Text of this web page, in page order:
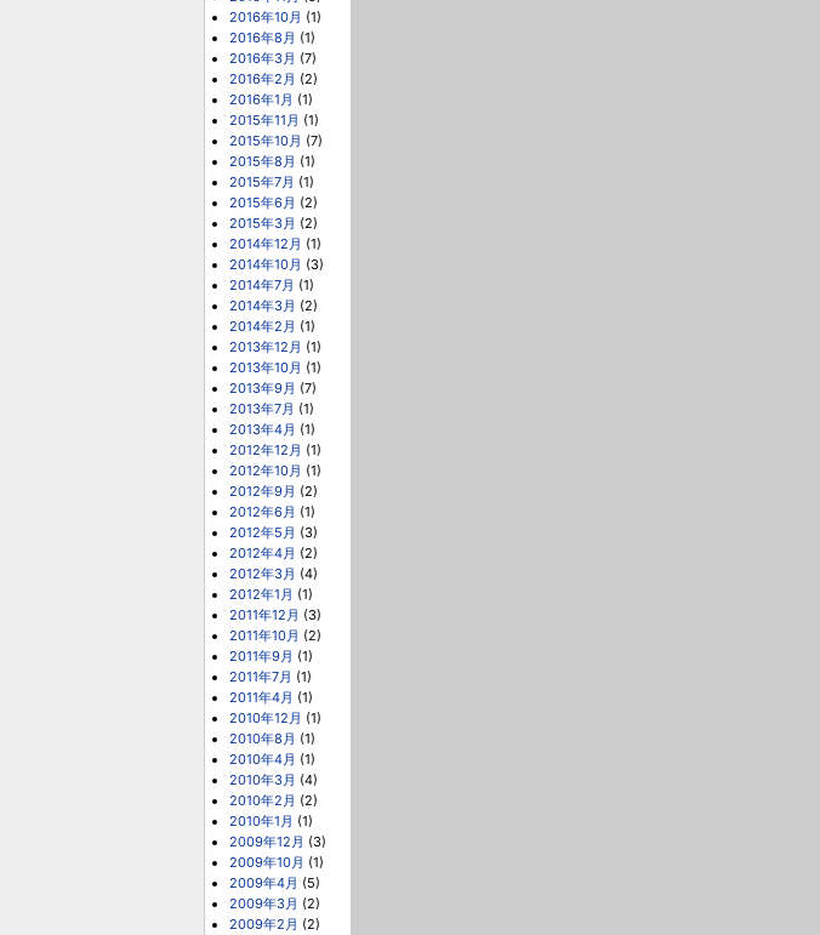
2016年10月 (1)
2016年8月 (1)
2016年3月 (7)
2016年2月 (2)
2016年1月 (1)
2015年11月 (1)
2015年10月 (7)
2015年8月 (1)
2015年7月 (1)
2015年6月 (2)
2015年3月 (2)
2014年12月 (1)
2014年10月 (3)
2014年7月 (1)
2014年3月 (2)
2014年2月 (1)
2013年12月 (1)
2013年10月 (1)
2013年9月 (7)
2013年7月 (1)
2013年4月 (1)
2012年12月 (1)
2012年10月 (1)
2012年9月 (2)
2012年6月 (1)
2012年5月 (3)
2012年4月 (2)
2012年3月 (4)
2012年1月 (1)
2011年12月 (3)
2011年10月 (2)
2011年9月 (1)
2011年7月 (1)
2011年4月 (1)
2010年12月 (1)
2010年8月 (1)
2010年4月 (1)
2010年3月 (4)
2010年2月 (2)
2010年1月 (1)
2009年12月 (3)
2009年10月 (1)
2009年4月 (5)
2009年3月 (2)
2009年2月 (2)